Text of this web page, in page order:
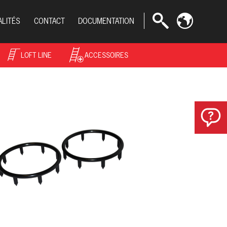
LOFT LINE ACCESSOIRES
CONTACT DOCUMENTATION